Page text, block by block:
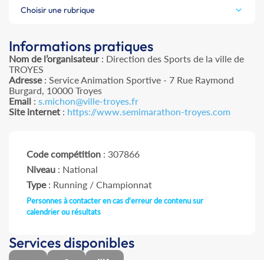
Choisir une rubrique
Informations pratiques
Nom de l’organisateur: Direction des Sports de la ville de
TROYES
Adresse: Service Animation Sportive - 7 Rue Raymond
Burgard, 10000 Troyes
Email : s.michon@ville-troyes.fr
Site internet : https://www.semimarathon-troyes.com
Code compétition : 307866
Niveau : National
Type: Running / Championnat
Personnes à contacter en cas d'erreur de contenu sur
calendrier ou résultats
Services disponibles